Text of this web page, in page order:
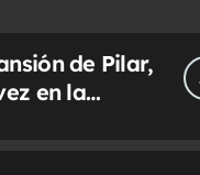
de Pilar,
en la